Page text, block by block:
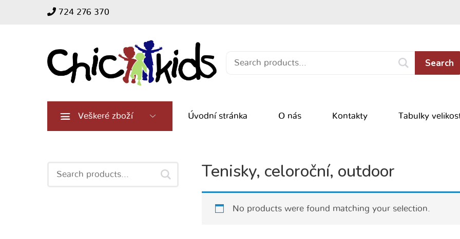
724 276 370
Search
Veškeré zboží Úvodní stránka O nás Kontakty Tabulky
Search
Tenisky, celoroční, outdoor
No products were found matching your selection.